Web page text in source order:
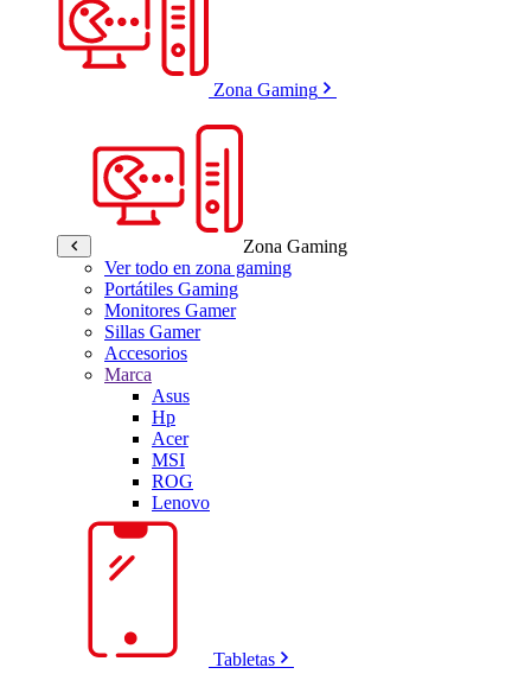
Zona Gaming
Zona Gaming
Ver todo en zona gaming
Portátiles Gaming
Monitores Gamer
Sillas Gamer
Accesorios
Marca
Asus
Hp
Acer
MSI
ROG
Lenovo
Tabletas